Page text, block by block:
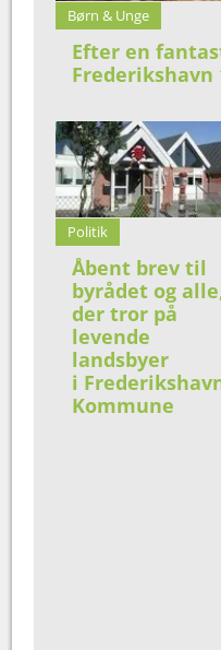
Børn & Unge
Efter en
Politik
Åbent brev til
byrådet og
der tror på
levende
landsbyer
i
Kommune